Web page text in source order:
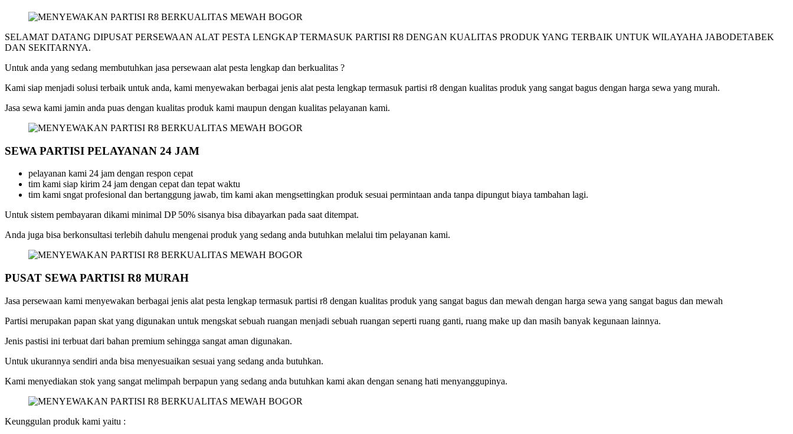
SELAMAT DATANG DIPUSAT PERSEWAAN ALAT PESTA LENGKAP TERMASUK PARTISI R8 DENGAN KUALITAS PRODUK YANG TERBAIK UNTUK WILAYAHA JABODETABEK
DAN SEKITARNYA.
Untuk anda yang sedang membutuhkan jasa persewaan alat pesta lengkap dan berkualitas ?
Kami siap menjadi solusi terbaik untuk anda, kami menyewakan berbagai jenis alat pesta lengkap termasuk partisi r8 dengan kualitas produk yang sangat bagus dengan harga sewa yang murah.
Jasa sewa kami jamin anda puas dengan kualitas produk kami maupun dengan kualitas pelayanan kami.
SEWA PARTISI PELAYANAN 24 JAM
pelayanan kami 24 jam dengan respon cepat
tim kami siap kirim 24 jam dengan cepat dan tepat waktu
tim kami sngat profesional dan bertanggung jawab, tim kami akan mengsettingkan produk sesuai permintaan anda tanpa dipungut biaya tambahan lagi.
Untuk sistem pembayaran dikami minimal DP 50% sisanya bisa dibayarkan pada saat ditempat.
Anda juga bisa berkonsultasi terlebih dahulu mengenai produk yang sedang anda butuhkan melalui tim pelayanan kami.
PUSAT SEWA PARTISI R8 MURAH
Jasa persewaan kami menyewakan berbagai jenis alat pesta lengkap termasuk partisi r8 dengan kualitas produk yang sangat bagus dan mewah dengan harga sewa yang sangat bagus dan mewah
Partisi merupakan papan skat yang digunakan untuk mengskat sebuah ruangan menjadi sebuah ruangan seperti ruang ganti, ruang make up dan masih banyak kegunaan lainnya.
Jenis pastisi ini terbuat dari bahan premium sehingga sangat aman digunakan.
Untuk ukurannya sendiri anda bisa menyesuaikan sesuai yang sedang anda butuhkan.
Kami menyediakan stok yang sangat melimpah berpapun yang sedang anda butuhkan kami akan dengan senang hati menyanggupinya.
Keunggulan produk kami yaitu :